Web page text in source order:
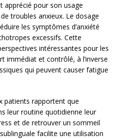
apprécié pour son usage
troubles anxieux. Le dosage
les symptômes d’anxiété
excessifs. Cette
intéressantes pour les
immédiat et contrôlé, à l’inverse
qui peuvent causer fatigue
patients rapportent que
leur routine quotidienne leur
et de retrouver un sommeil
facilite une utilisation